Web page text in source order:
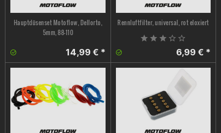
Hauptdüsenset Motoflow, Dellorto,
5mm, 88-110
14,99 € *
Rennluftfilter, universal, rot eloxiert
6,99 € *